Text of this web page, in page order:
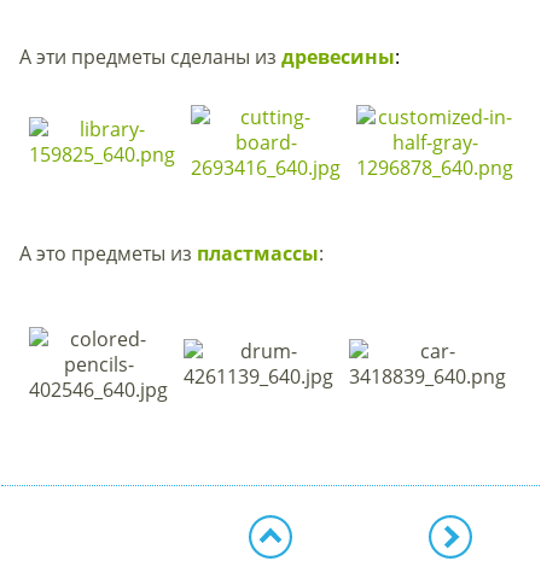
А эти предметы сделаны из древесины:
А это предметы из пластмассы: